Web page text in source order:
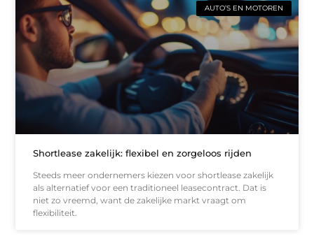
AUTO’S EN MOTOREN
Shortlease zakelijk: flexibel en zorgeloos rijden
Steeds meer ondernemers kiezen voor shortlease zakelijk
als alternatief voor een traditioneel leasecontract. Dat is
niet zo vreemd, want de zakelijke markt vraagt om
flexibiliteit.